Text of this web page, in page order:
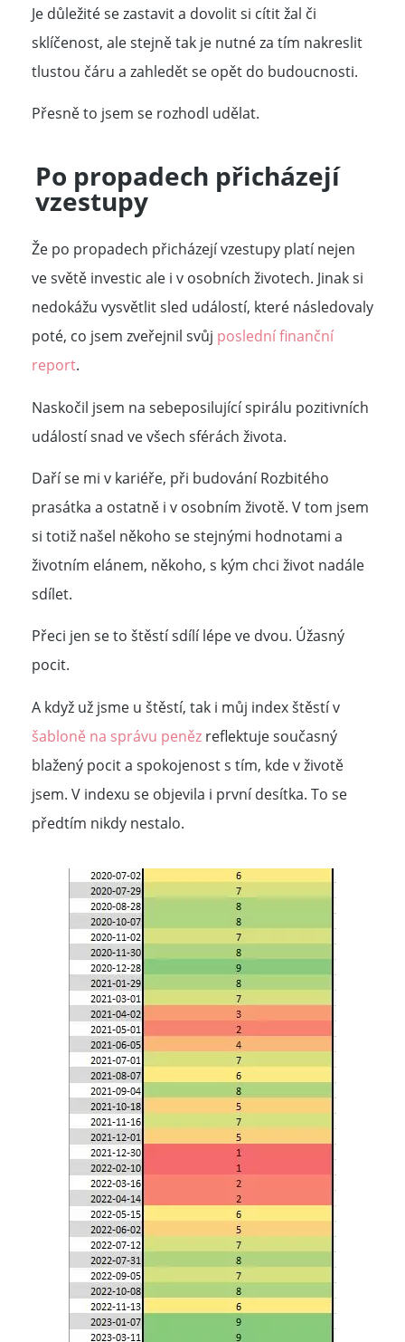
Je důležité se zastavit a dovolit si cítit žal či
sklíčenost, ale stejně tak je nutné za tím nakreslit
tlustou čáru a zahledět se opět do budoucnosti.
Přesně to jsem se rozhodl udělat.
Po propadech přicházejí
vzestupy
Že po propadech přicházejí vzestupy platí nejen
ve světě investic ale i v osobních životech. Jinak si
nedokážu vysvětlit sled událostí, které následovaly
poté, co jsem zveřejnil svůj poslední finanční
report.
Naskočil jsem na sebeposilující spirálu pozitivních
událostí snad ve všech sférách života.
Daří se mi v kariéře, při budování Rozbitého
prasátka a ostatně i v osobním životě. V tom jsem
si totiž našel někoho se stejnými hodnotami a
životním elánem, někoho, s kým chci život nadále
sdílet.
Přeci jen se to štěstí sdílí lépe ve dvou. Úžasný
pocit.
A když už jsme u štěstí, tak i můj index štěstí v
šabloně na správu peněz reflektuje současný
blažený pocit a spokojenost s tím, kde v životě
jsem. V indexu se objevila i první desítka. To se
předtím nikdy nestalo.